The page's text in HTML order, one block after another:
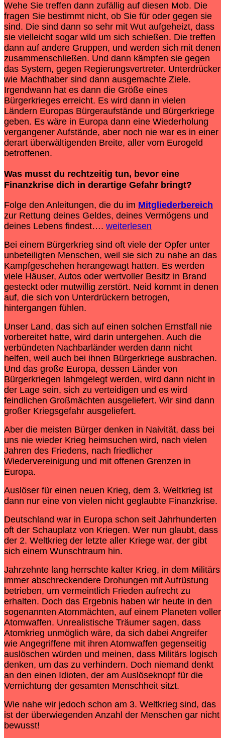
Wehe Sie treffen dann zufällig auf diesen Mob. Die
fragen Sie bestimmt nicht, ob Sie für oder gegen sie
sind. Die sind dann so sehr mit Wut aufgeheizt, dass
sie vielleicht sogar wild um sich schießen. Die treffen
dann auf andere Gruppen, und werden sich mit denen
zusammenschließen. Und dann kämpfen sie gegen
das System, gegen Regierungsvertreter. Unterdrücker
wie Machthaber sind dann ausgemachte Ziele.
Irgendwann hat es dann die Größe eines
Bürgerkrieges erreicht. Es wird dann in vielen
Ländern Europas Bürgeraufstände und Bürgerkriege
geben. Es wäre in Europa dann eine Wiederholung
vergangener Aufstände, aber noch nie war es in einer
derart überwältigenden Breite, aller vom Eurogeld
betroffenen.
Was musst du rechtzeitig tun, bevor eine
Finanzkrise dich in derartige Gefahr bringt?
Folge den Anleitungen, die du im Mitgliederbereich
zur Rettung deines Geldes, deines Vermögens und
deines Lebens findest…. weiterlesen
Bei einem Bürgerkrieg sind oft viele der Opfer unter
unbeteiligten Menschen, weil sie sich zu nahe an das
Kampfgeschehen herangewagt hatten. Es werden
viele Häuser, Autos oder wertvoller Besitz in Brand
gesteckt oder mutwillig zerstört. Neid kommt in denen
auf, die sich von Unterdrückern betrogen,
hintergangen fühlen.
Unser Land, das sich auf einen solchen Ernstfall nie
vorbereitet hatte, wird darin untergehen. Auch die
verbündeten Nachbarländer werden dann nicht
helfen, weil auch bei ihnen Bürgerkriege ausbrachen.
Und das große Europa, dessen Länder von
Bürgerkriegen lahmgelegt werden, wird dann nicht in
der Lage sein, sich zu verteidigen und es wird
feindlichen Großmächten ausgeliefert. Wir sind dann
großer Kriegsgefahr ausgeliefert.
Aber die meisten Bürger denken in Naivität, dass bei
uns nie wieder Krieg heimsuchen wird, nach vielen
Jahren des Friedens, nach friedlicher
Wiedervereinigung und mit offenen Grenzen in
Europa.
Auslöser für einen neuen Krieg, dem 3. Weltkrieg ist
dann nur eine von vielen nicht geglaubte Finanzkrise.
Deutschland war in Europa schon seit Jahrhunderten
oft der Schauplatz von Kriegen. Wer nun glaubt, dass
der 2. Weltkrieg der letzte aller Kriege war, der gibt
sich einem Wunschtraum hin.
Jahrzehnte lang herrschte kalter Krieg, in dem Militärs
immer abschreckendere Drohungen mit Aufrüstung
betrieben, um vermeintlich Frieden aufrecht zu
erhalten. Doch das Ergebnis haben wir heute in den
sogenannten Atommächten, auf einem Planeten voller
Atomwaffen. Unrealistische Träumer sagen, dass
Atomkrieg unmöglich wäre, da sich dabei Angreifer
wie Angegriffene mit ihren Atomwaffen gegenseitig
auslöschen würden und meinen, dass Militärs logisch
denken, um das zu verhindern. Doch niemand denkt
an den einen Idioten, der am Auslöseknopf für die
Vernichtung der gesamten Menschheit sitzt.
Wie nahe wir jedoch schon am 3. Weltkrieg sind, das
ist der überwiegenden Anzahl der Menschen gar nicht
bewusst!